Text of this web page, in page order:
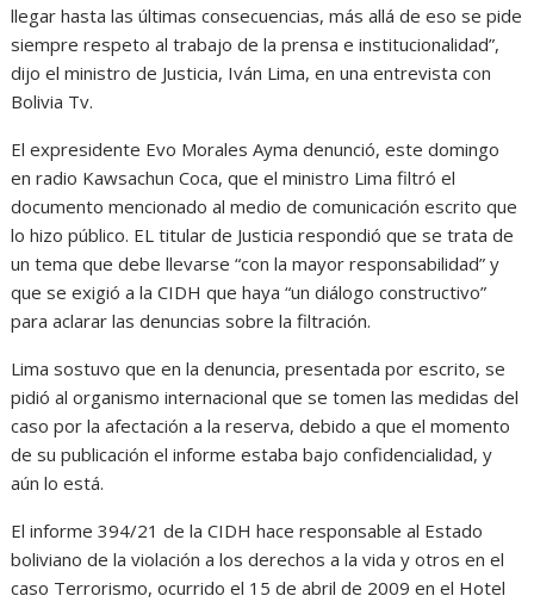
llegar hasta las últimas consecuencias, más allá de eso se pide
siempre respeto al trabajo de la prensa e institucionalidad”,
dijo el ministro de Justicia, Iván Lima, en una entrevista con
Bolivia Tv.
El expresidente Evo Morales Ayma denunció, este domingo
en radio Kawsachun Coca, que el ministro Lima filtró el
documento mencionado al medio de comunicación escrito que
lo hizo público. EL titular de Justicia respondió que se trata de
un tema que debe llevarse “con la mayor responsabilidad” y
que se exigió a la CIDH que haya “un diálogo constructivo”
para aclarar las denuncias sobre la filtración.
Lima sostuvo que en la denuncia, presentada por escrito, se
pidió al organismo internacional que se tomen las medidas del
caso por la afectación a la reserva, debido a que el momento
de su publicación el informe estaba bajo confidencialidad, y
aún lo está.
El informe 394/21 de la CIDH hace responsable al Estado
boliviano de la violación a los derechos a la vida y otros en el
caso Terrorismo, ocurrido el 15 de abril de 2009 en el Hotel